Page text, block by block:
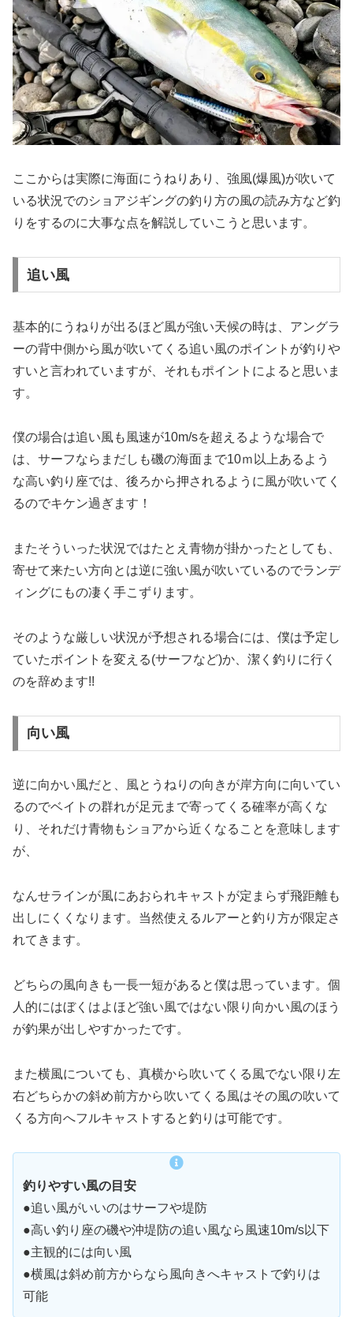
ここからは実際に海面にうねりあり、強風(爆風)が吹いて
いる状況でのショアジギングの釣り方の風の読み方など釣
りをするのに大事な点を解説していこうと思います。
追い風
基本的にうねりが出るほど風が強い天候の時は、アングラ
ーの背中側から風が吹いてくる追い風のポイントが釣りや
すいと言われていますが、それもポイントによると思いま
す。
僕の場合は追い風も風速が10m/sを超えるような場合で
は、サーフならまだしも磯の海面まで10ｍ以上あるよう
な高い釣り座では、後ろから押されるように風が吹いてく
るのでキケン過ぎます！
またそういった状況ではたとえ青物が掛かったとしても、
寄せて来たい方向とは逆に強い風が吹いているのでランデ
ィングにもの凄く手こずります。
そのような厳しい状況が予想される場合には、僕は予定し
ていたポイントを変える(サーフなど)か、潔く釣りに行く
のを辞めます!!
向い風
逆に向かい風だと、風とうねりの向きが岸方向に向いてい
るのでベイトの群れが足元まで寄ってくる確率が高くな
り、それだけ青物もショアから近くなることを意味します
が、
なんせラインが風にあおられキャストが定まらず飛距離も
出しにくくなります。当然使えるルアーと釣り方が限定さ
れてきます。
どちらの風向きも一長一短があると僕は思っています。個
人的にはぼくはよほど強い風ではない限り向かい風のほう
が釣果が出しやすかったです。
また横風についても、真横から吹いてくる風でない限り左
右どちらかの斜め前方から吹いてくる風はその風の吹いて
くる方向へフルキャストすると釣りは可能です。
釣りやすい風の目安
●追い風がいいのはサーフや堤防
●高い釣り座の磯や沖堤防の追い風なら風速10m/s以下
●主観的には向い風
●横風は斜め前方からなら風向きへキャストで釣りは
可能